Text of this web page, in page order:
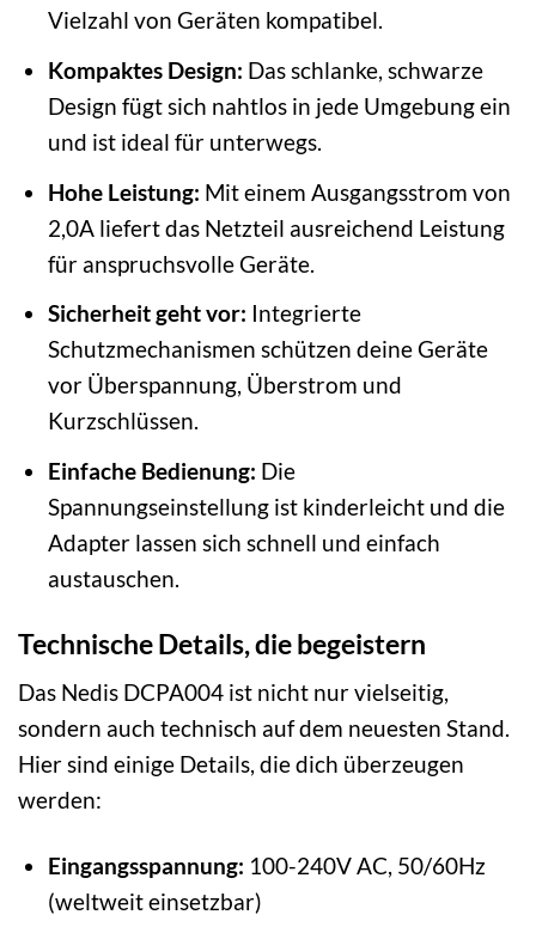
Vielzahl von Geräten kompatibel.
Kompaktes Design: Das schlanke, schwarze
Design fügt sich nahtlos in jede Umgebung ein
und ist ideal für unterwegs.
Hohe Leistung: Mit einem Ausgangsstrom von
2,0A liefert das Netzteil ausreichend Leistung
für anspruchsvolle Geräte.
Sicherheit geht vor: Integrierte
Schutzmechanismen schützen deine Geräte
vor Überspannung, Überstrom und
Kurzschlüssen.
Einfache Bedienung: Die
Spannungseinstellung ist kinderleicht und die
Adapter lassen sich schnell und einfach
austauschen.
Technische Details, die begeistern
Das Nedis DCPA004 ist nicht nur vielseitig,
sondern auch technisch auf dem neuesten Stand.
Hier sind einige Details, die dich überzeugen
werden:
Eingangsspannung: 100-240V AC, 50/60Hz
(weltweit einsetzbar)